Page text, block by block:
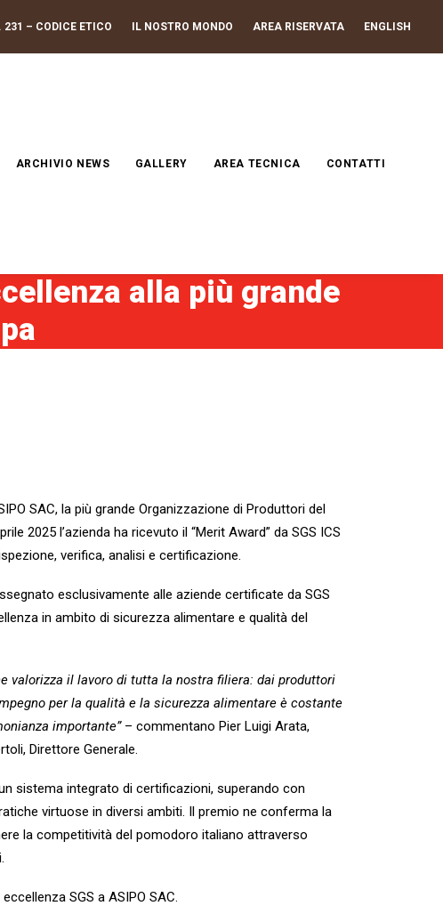
231 – CODICE ETICO IL NOSTRO MONDO AREA RISERVATA ENGLISH
ARCHIVIO NEWS GALLERY AREA TECNICA CONTATTI
alla più grande
SAC, la più grande Organizzazione di Produttori del
2025 l’azienda ha ricevuto il “Merit Award” da SGS ICS
verifica, analisi e certificazione.
esclusivamente alle aziende certificate da SGS
in ambito di sicurezza alimentare e qualità del
valorizza il lavoro di tutta la nostra filiera: dai produttori
per la qualità e la sicurezza alimentare è costante
importante”– commentano Pier Luigi Arata,
Direttore Generale.
sistema integrato di certificazioni, superando con
virtuose in diversi ambiti. Il premio ne conferma la
la competitività del pomodoro italiano attraverso
SGS a ASIPO SAC.